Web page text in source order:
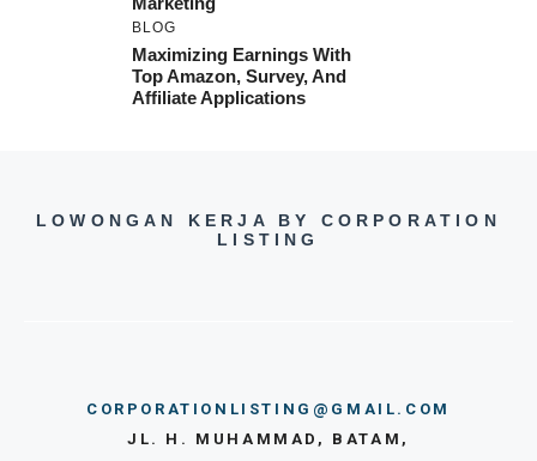
BLOG
Maximizing Earnings With
Top Amazon, Survey, And
Affiliate Applications
LOWONGAN KERJA BY CORPORATION
LISTING
CORPORATIONLISTING@GMAIL.COM
JL. H. MUHAMMAD, BATAM,